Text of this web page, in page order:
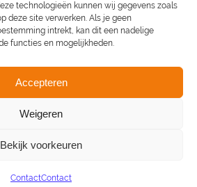
technologieën kunnen wij gegevens zoals
deze site verwerken. Als je geen
intrekt, kan dit een nadelige
functies en mogelijkheden.
Accepteren
Weigeren
Bekijk voorkeuren
ContactContact